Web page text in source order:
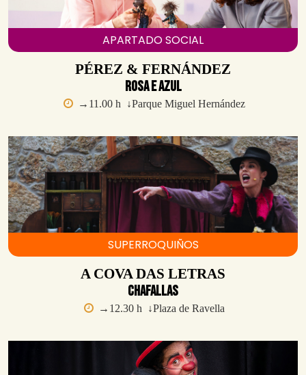
APARTADO SOCIAL
PÉREZ & FERNÁNDEZ
Rosa e Azul
→11.00 h ↓Parque Miguel Hernández
SUPERROQUIÑOS
A COVA DAS LETRAS
Chafallas
→12.30 h ↓Plaza de Ravella